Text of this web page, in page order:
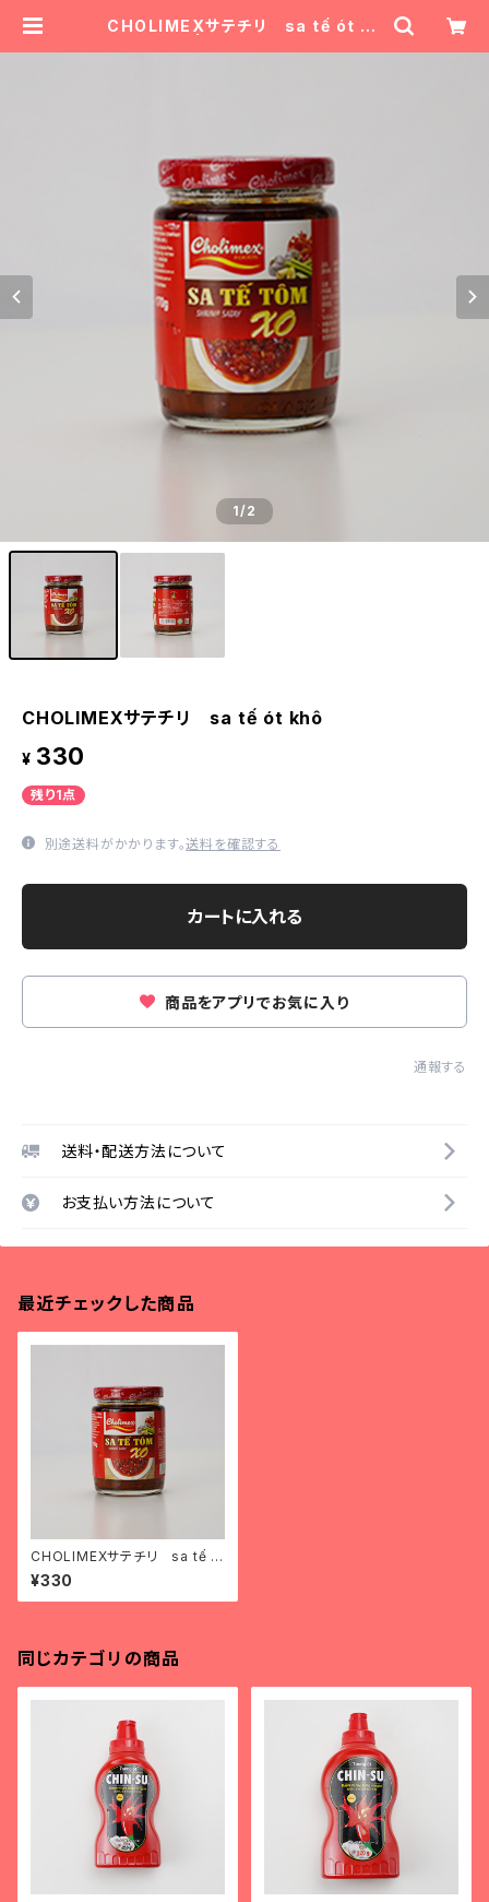
CHOLIMEXサテチリ sa tế ót kh
1/2
CHOLIMEXサテチリ sa tế ót khô
¥ 330
残り1点
別途送料がかかります。送料を確認する
カートに入れる
商品をアプリでお気に入り
通報する
送料・配送方法について
お支払い方法について
最近チェックした商品
CHOLIMEXサテチリ sa tế ó
t khô
¥330
同じカテゴリの商品